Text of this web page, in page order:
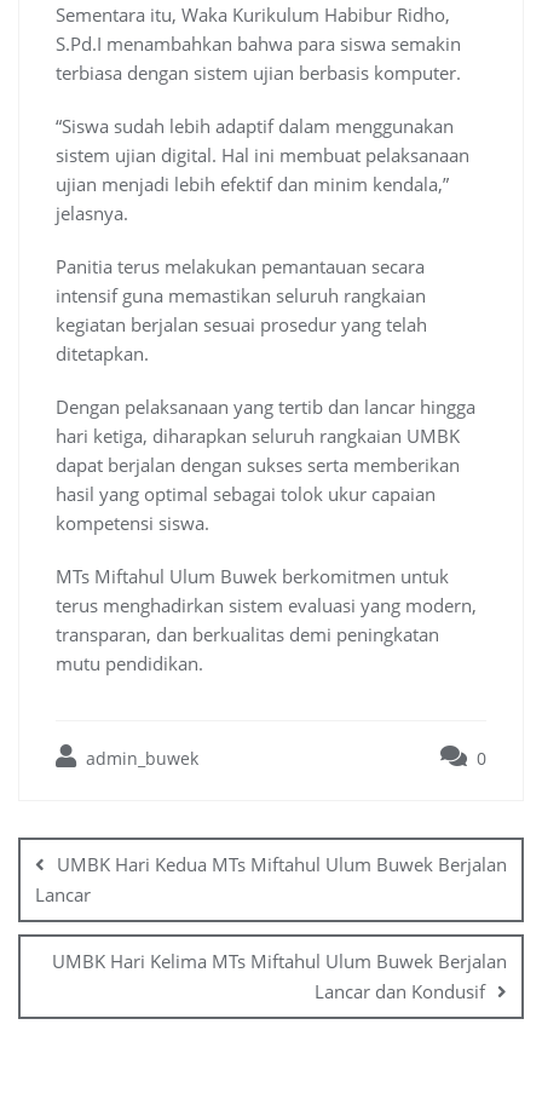
Sementara itu, Waka Kurikulum Habibur Ridho,
S.Pd.I menambahkan bahwa para siswa semakin
terbiasa dengan sistem ujian berbasis komputer.
“Siswa sudah lebih adaptif dalam menggunakan
sistem ujian digital. Hal ini membuat pelaksanaan
ujian menjadi lebih efektif dan minim kendala,”
jelasnya.
Panitia terus melakukan pemantauan secara
intensif guna memastikan seluruh rangkaian
kegiatan berjalan sesuai prosedur yang telah
ditetapkan.
Dengan pelaksanaan yang tertib dan lancar hingga
hari ketiga, diharapkan seluruh rangkaian UMBK
dapat berjalan dengan sukses serta memberikan
hasil yang optimal sebagai tolok ukur capaian
kompetensi siswa.
MTs Miftahul Ulum Buwek berkomitmen untuk
terus menghadirkan sistem evaluasi yang modern,
transparan, dan berkualitas demi peningkatan
mutu pendidikan.
admin_buwek 0
navigation
UMBK Hari Kedua MTs Miftahul Ulum Buwek Berjalan
Lancar
UMBK Hari Kelima MTs Miftahul Ulum Buwek Berjalan
Lancar dan Kondusif